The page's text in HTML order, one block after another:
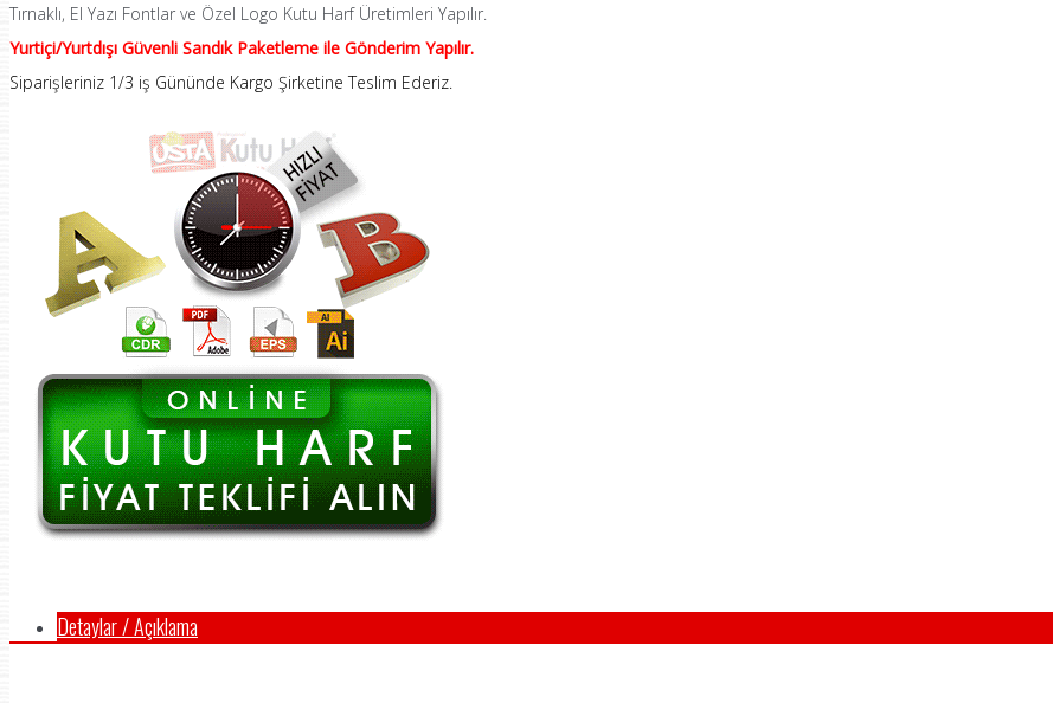
Tırnaklı, El Yazı Fontlar ve Özel Logo Kutu Harf Üretimleri Yapılır.
Yurtiçi/Yurtdışı Güvenli Sandık Paketleme ile Gönderim Yapılır.
Siparişleriniz 1/3 iş Gününde Kargo Şirketine Teslim Ederiz.
Detaylar / Açıklama